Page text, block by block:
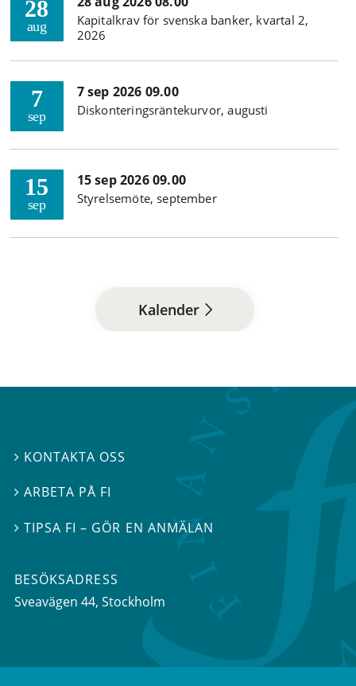
28
aug
Kapitalkrav för svenska banker, kvartal 2,
2026
7
sep
7 sep 2026 09.00
Diskonteringsräntekurvor, augusti
15
sep
15 sep 2026 09.00
Styrelsemöte, september
Kalender
 KONTAKTA OSS
ARBETA PÅ FI
TIPSA FI – GÖR EN ANMÄLAN
BESÖKSADRESS
Sveavägen 44, Stockholm